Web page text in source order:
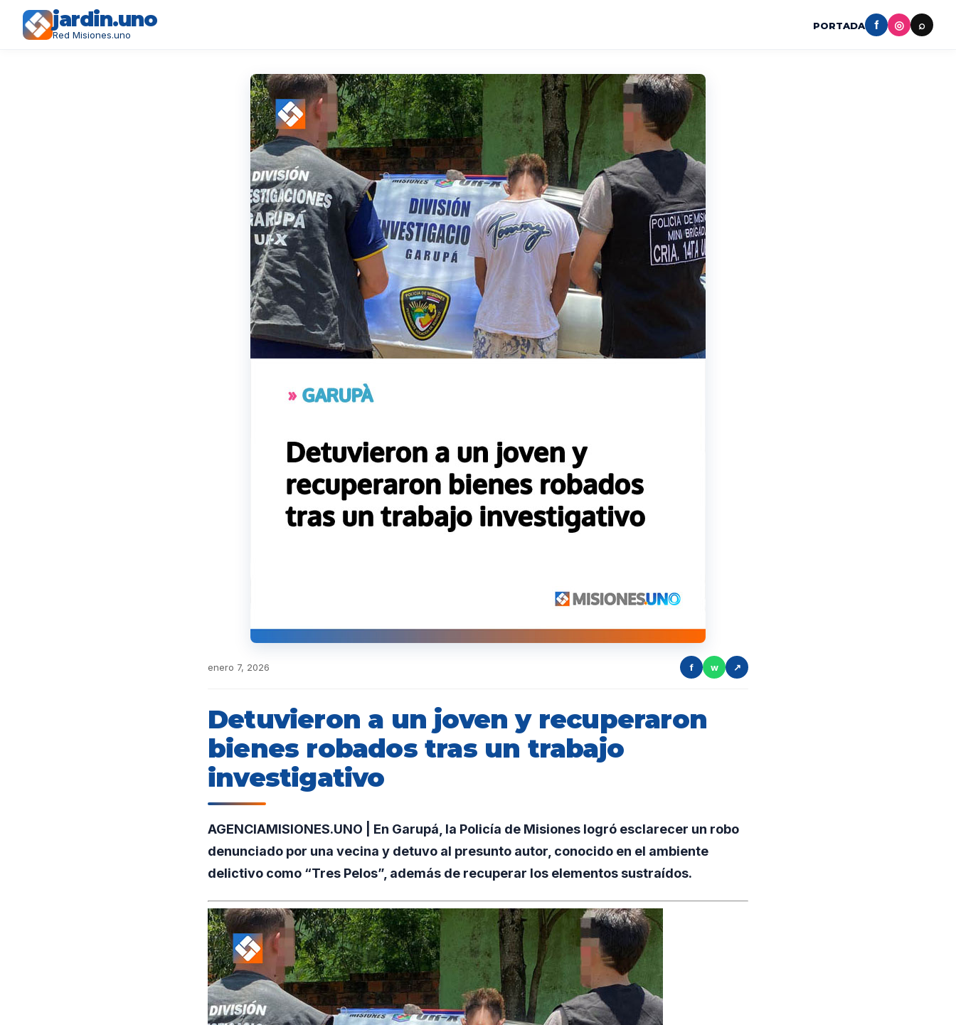
jardin.uno
Red Misiones.uno
PORTADA f ◎ ⌕
enero 7, 2026 f w ↗
Detuvieron a un joven y recuperaron
bienes robados tras un trabajo
investigativo
AGENCIAMISIONES.UNO | En Garupá, la Policía de Misiones logró esclarecer un robo
denunciado por una vecina y detuvo al presunto autor, conocido en el ambiente
delictivo como “Tres Pelos”, además de recuperar los elementos sustraídos.